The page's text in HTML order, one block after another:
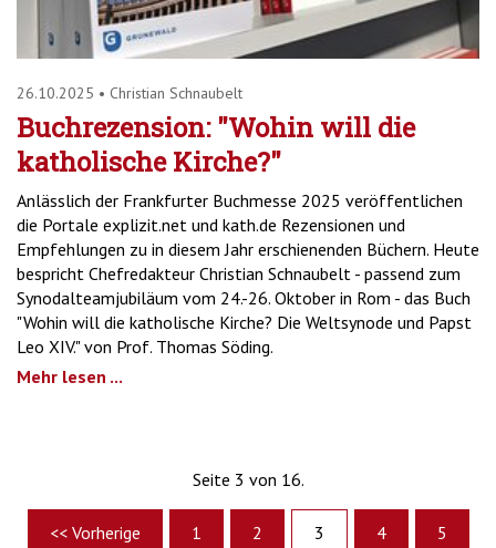
26.10.2025 • Christian Schnaubelt
Buchrezension: "Wohin will die
katholische Kirche?"
Anlässlich der Frankfurter Buchmesse 2025 veröffentlichen
die Portale explizit.net und kath.de Rezensionen und
Empfehlungen zu in diesem Jahr erschienenden Büchern. Heute
bespricht Chefredakteur Christian Schnaubelt - passend zum
Synodalteamjubiläum vom 24.-26. Oktober in Rom - das Buch
"Wohin will die katholische Kirche? Die Weltsynode und Papst
Leo XIV." von Prof. Thomas Söding.
Mehr lesen ...
Seite 3 von 16.
<< Vorherige 1 2 3 4 5